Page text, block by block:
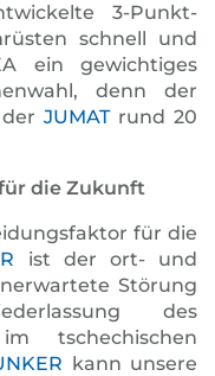
3-Punkt-
schnell und
ein gewichtiges
denn der
JUMATrund 20
die Zukunft
für die
ist der ort- und
Störung
des
im tschechischen
kann unsere